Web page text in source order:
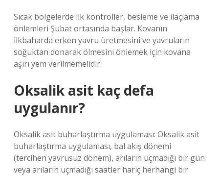
Sıcak bölgelerde ilk kontroller, besleme ve ilaçlama
önlemleri Şubat ortasında başlar. Kovanın
ilkbaharda erken yavru üretmesini ve yavruların
soğuktan donarak ölmesini önlemek için kovana
aşırı yem verilmemelidir.
Oksalik asit kaç defa
uygulanır?
Oksalik asit buharlaştırma uygulaması: Oksalik asit
buharlaştırma uygulaması, bal akış dönemi
(tercihen yavrusuz dönem), arıların uçmadığı bir gün
veya arıların uçmadığı saatler hariç herhangi bir